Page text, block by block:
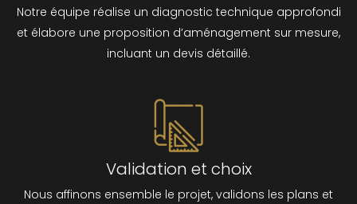
Notre équipe réalise un diagnostic technique approfondi
et élabore une proposition d’aménagement sur mesure,
incluant un devis détaillé.
Validation et choix
Nous affinons ensemble le projet, validons les plans et